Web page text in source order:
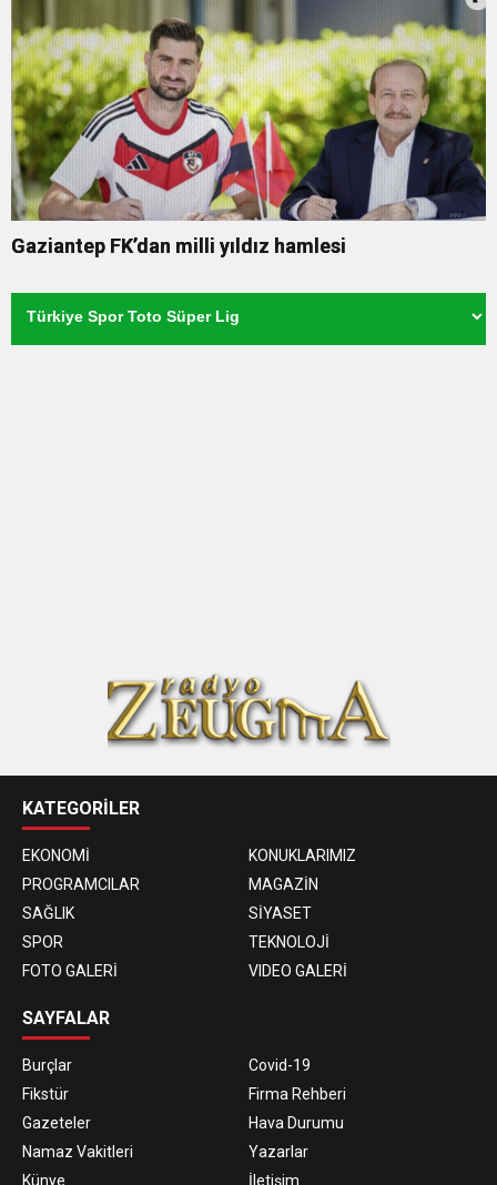
Gaziantep FK’dan milli yıldız hamlesi
KATEGORİLER
EKONOMİ
KONUKLARIMIZ
PROGRAMCILAR
MAGAZİN
SAĞLIK
SİYASET
SPOR
TEKNOLOJİ
FOTO GALERİ
VIDEO GALERİ
SAYFALAR
Burçlar
Covid-19
Fikstür
Firma Rehberi
Gazeteler
Hava Durumu
Namaz Vakitleri
Yazarlar
Künye
İletişim